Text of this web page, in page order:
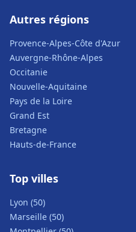
Autres régions
Provence-Alpes-Côte d'Azur
Auvergne-Rhône-Alpes
Occitanie
Nouvelle-Aquitaine
Pays de la Loire
Grand Est
Bretagne
Hauts-de-France
Top villes
Lyon (50)
Marseille (50)